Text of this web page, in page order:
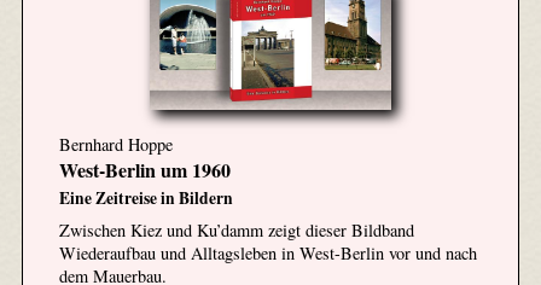
Bernhard Hoppe
West-Berlin um 1960
Eine Zeitreise in Bildern
Zwischen Kiez und Ku’damm zeigt dieser Bildband
Wiederaufbau und Alltagsleben in West-Berlin vor und nach
dem Mauerbau.